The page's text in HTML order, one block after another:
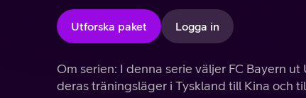
Utforska paket Logga in
Om serien: I denna serie väljer FC Bayern
deras träningsläger i Tyskland till Kina och